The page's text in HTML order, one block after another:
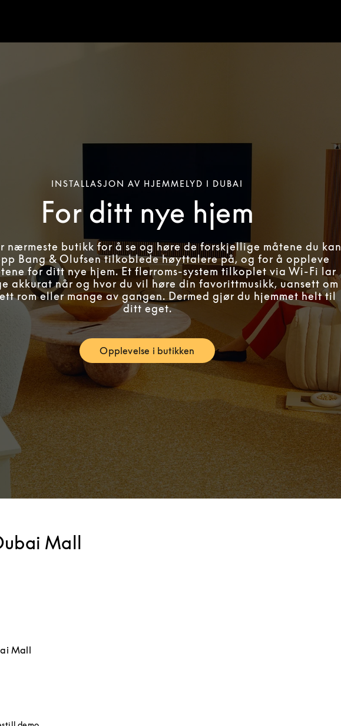
INSTALLASJON AV HJEMMELYD I DUBAI
For ditt nye hjem
nærmeste butikk for å se og høre de forskjellige måtene du kan
Bang & Olufsen tilkoblede høyttalere på, og for å oppleve
for ditt nye hjem. Et flerroms-system tilkoplet via Wi-Fi lar
akkurat når og hvor du vil høre din favorittmusikk, uansett om
rom eller mange av gangen. Dermed gjør du hjemmet helt til
ditt eget.
Opplevelse i butikkenLink Opens in New Tab
Mall
Mall